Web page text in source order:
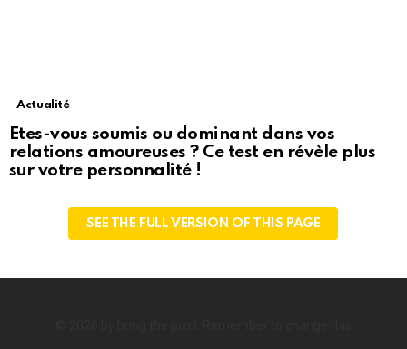
Actualité
Etes-vous soumis ou dominant dans vos
relations amoureuses ? Ce test en révèle plus
sur votre personnalité !
SEE THE FULL VERSION OF THIS PAGE